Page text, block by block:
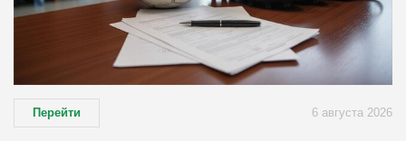
Перейти 6 августа 2026